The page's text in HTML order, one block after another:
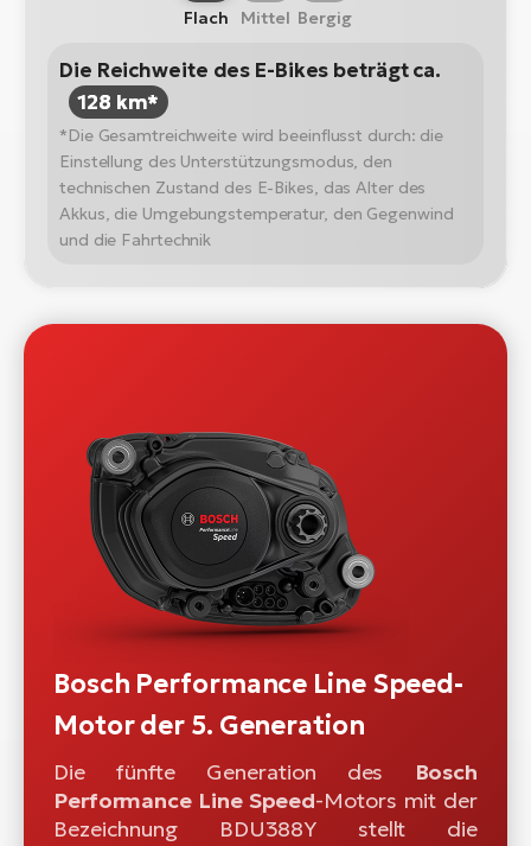
Flach Mittel Bergig
Die Reichweite des E-Bikes beträgt ca.
128 km*
*Die Gesamtreichweite wird beeinflusst durch: die
Einstellung des Unterstützungsmodus, den
technischen Zustand des E-Bikes, das Alter des
Akkus, die Umgebungstemperatur, den Gegenwind
und die Fahrtechnik
Bosch Performance Line Speed-
Motor der 5. Generation
Die fünfte Generation des
Bosch
Performance Line Speed-Motors mit der
Bezeichnung BDU388Y stellt die